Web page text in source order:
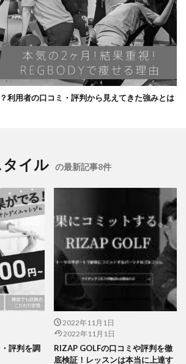
利用者の口コミ・評判から見えてきた強みとは
イル の最新記事8件
評判を調
2022年11月1日
2022年11月1日
RIZAP GOLFの口コミや評判を徹
底検証！レッスンは本当に上達す